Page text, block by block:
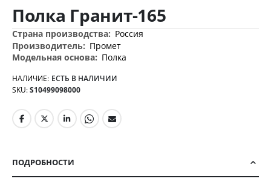
к
началу
галереи
изображений
Полка Гранит-165
Дополнительная
информация
Россия
Промет
Полка
НАЛИЧИЕ: ЕСТЬ В НАЛИЧИИ
SKU S10499098000
ПОДРОБНОСТИ